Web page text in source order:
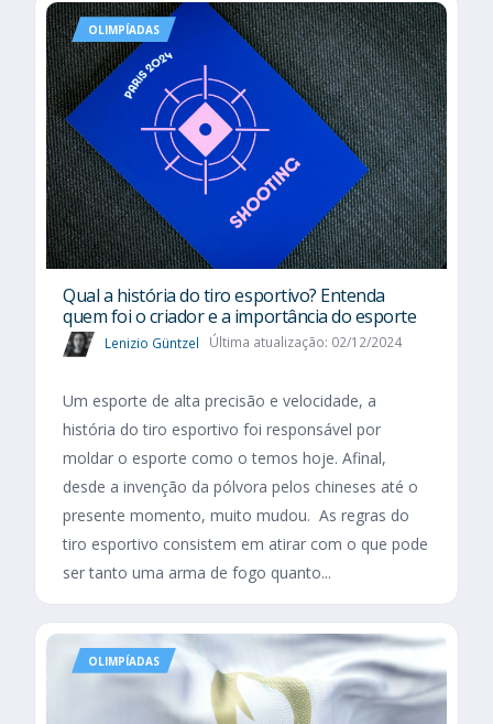
OLIMPÍADAS
Qual a história do tiro esportivo? Entenda
quem foi o criador e a importância do esporte
Lenizio Güntzel Última atualização: 02/12/2024
Um esporte de alta precisão e velocidade, a
história do tiro esportivo foi responsável por
moldar o esporte como o temos hoje. Afinal,
desde a invenção da pólvora pelos chineses até o
presente momento, muito mudou. As regras do
tiro esportivo consistem em atirar com o que pode
ser tanto uma arma de fogo quanto...
OLIMPÍADAS